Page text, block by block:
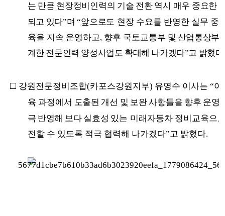
는 만큼 현장정비인력의 기술 전환 역시 매우 중요한
되고 있다”며“앞으로도 현장 수요를 반영한 실무 중
육을 지속 운영하고, 향후 국토교통부 및 산업통상부
계한 전문인력 양성사업도 확대해 나가겠다”고 밝혔다
□ 강원전문정비조합(카포스강원지부) 유영수 이사는 “이
육 과정에서 도출된 개선 및 보완 사항들을 향후 운영
극 반영해 보다 실효성 있는 미래자동차 정비교육으
전할 수 있도록 적극 협력해 나가겠다”고 밝혔다.